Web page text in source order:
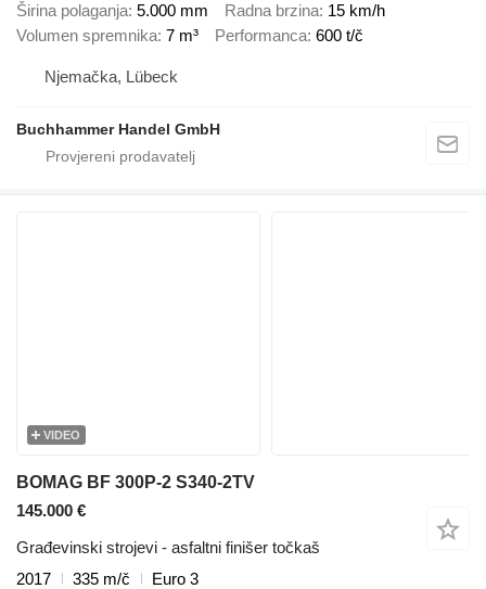
Širina polaganja 5.000 mm Radna brzina 15 km/h
Volumen spremnika 7 m³ Performanca 600 t/č
Njemačka, Lübeck
Buchhammer Handel GmbH
VIDEO
BOMAG BF 300P-2 S340-2TV
145.000 €
Građevinski strojevi - asfaltni finišer točkaš
2017
335 m/č
Euro 3